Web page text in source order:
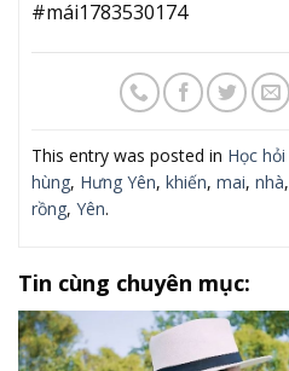
#mái1783530174
This entry was posted in Học hỏi
hùng, Hưng Yên, khiến, mai, nhà,
rồng, Yên.
Tin cùng chuyên mục: